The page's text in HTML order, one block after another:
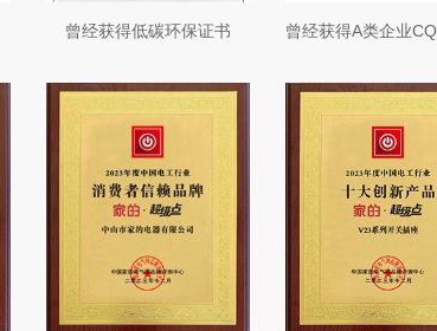
曾经获得低碳环保证书